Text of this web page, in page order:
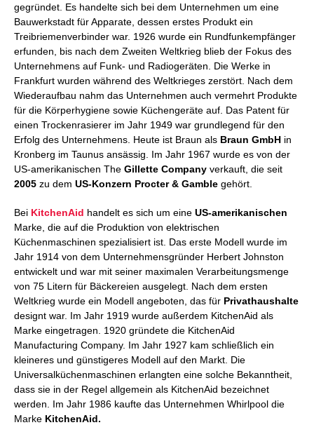
gegründet. Es handelte sich bei dem Unternehmen um eine
Bauwerkstadt für Apparate, dessen erstes Produkt ein
Treibriemenverbinder war. 1926 wurde ein Rundfunkempfänger
erfunden, bis nach dem Zweiten Weltkrieg blieb der Fokus des
Unternehmens auf Funk- und Radiogeräten. Die Werke in
Frankfurt wurden während des Weltkrieges zerstört. Nach dem
Wiederaufbau nahm das Unternehmen auch vermehrt Produkte
für die Körperhygiene sowie Küchengeräte auf. Das Patent für
einen Trockenrasierer im Jahr 1949 war grundlegend für den
Erfolg des Unternehmens. Heute ist Braun als Braun GmbH in
Kronberg im Taunus ansässig. Im Jahr 1967 wurde es von der
US-amerikanischen The Gillette Company verkauft, die seit
2005 zu dem US-Konzern Procter & Gamble gehört.
Bei KitchenAid handelt es sich um eine US-amerikanischen
Marke, die auf die Produktion von elektrischen
Küchenmaschinen spezialisiert ist. Das erste Modell wurde im
Jahr 1914 von dem Unternehmensgründer Herbert Johnston
entwickelt und war mit seiner maximalen Verarbeitungsmenge
von 75 Litern für Bäckereien ausgelegt. Nach dem ersten
Weltkrieg wurde ein Modell angeboten, das für Privathaushalte
designt war. Im Jahr 1919 wurde außerdem KitchenAid als
Marke eingetragen. 1920 gründete die KitchenAid
Manufacturing Company. Im Jahr 1927 kam schließlich ein
kleineres und günstigeres Modell auf den Markt. Die
Universalküchenmaschinen erlangten eine solche Bekanntheit,
dass sie in der Regel allgemein als KitchenAid bezeichnet
werden. Im Jahr 1986 kaufte das Unternehmen Whirlpool die
Marke KitchenAid.